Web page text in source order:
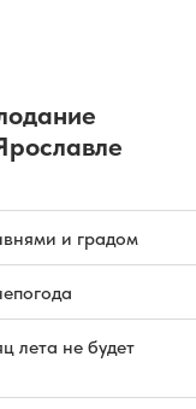
и градом
лета не будет